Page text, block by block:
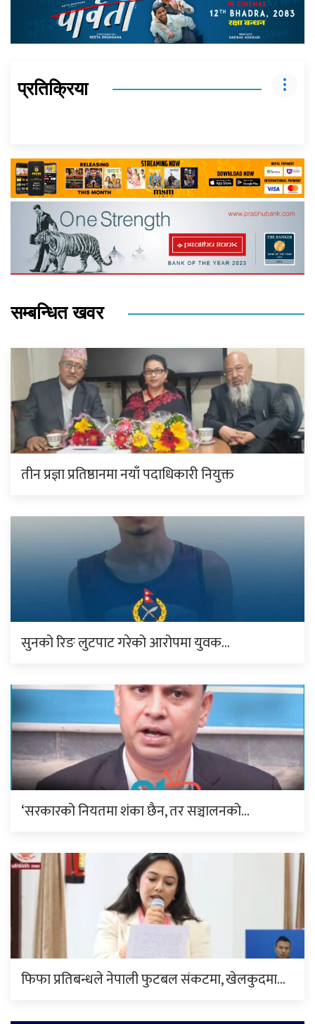
प्रतिक्रिया
सम्बन्धित खवर
तीन प्रज्ञा प्रतिष्ठानमा नयाँ पदाधिकारी नियुक्त
सुनको रिङ लुटपाट गरेको आरोपमा युवक…
‘सरकारको नियतमा शंका छैन, तर सञ्चालनको…
फिफा प्रतिबन्धले नेपाली फुटबल संकटमा, खेलकुदमा…